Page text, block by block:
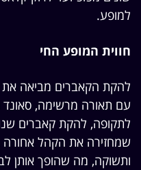
למופע.
חווית המופע החי
להקת הקאברים מביאה
עם תאורה מרשימה, סאונד
לתקופה, להקת קאברים
שמחזירה את הקהל אחורה
ותשוקה, מה שהופך אותן